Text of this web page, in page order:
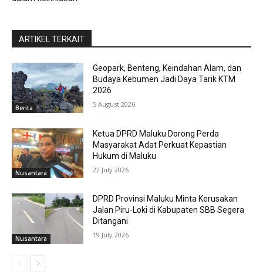
ARTIKEL TERKAIT
Berita
Geopark, Benteng, Keindahan Alam, dan
Budaya Kebumen Jadi Daya Tarik KTM
2026
5 August 2026
Nusantara
Ketua DPRD Maluku Dorong Perda
Masyarakat Adat Perkuat Kepastian
Hukum di Maluku
22 July 2026
Nusantara
DPRD Provinsi Maluku Minta Kerusakan
Jalan Piru-Loki di Kabupaten SBB Segera
Ditangani
19 July 2026